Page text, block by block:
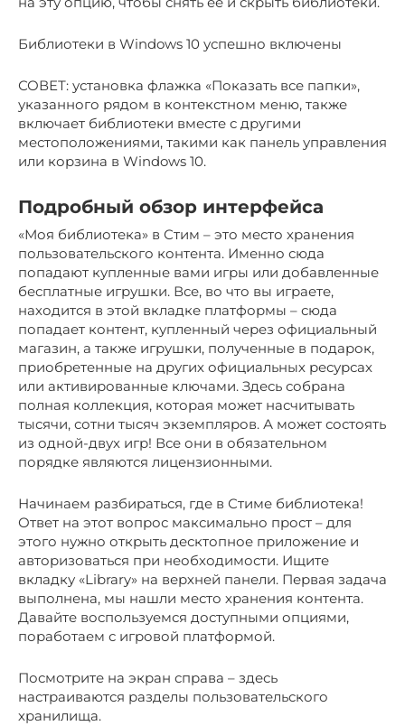
Библиотеки в Windows 10 успешно включены
СОВЕТ: установка флажка «Показать все папки»,
указанного рядом в контекстном меню, также
включает библиотеки вместе с другими
местоположениями, такими как панель управления
или корзина в Windows 10.
Подробный обзор интерфейса
«Моя библиотека» в Стим – это место хранения
пользовательского контента. Именно сюда
попадают купленные вами игры или добавленные
бесплатные игрушки. Все, во что вы играете,
находится в этой вкладке платформы – сюда
попадает контент, купленный через официальный
магазин, а также игрушки, полученные в подарок,
приобретенные на других официальных ресурсах
или активированные ключами. Здесь собрана
полная коллекция, которая может насчитывать
тысячи, сотни тысяч экземпляров. А может состоять
из одной-двух игр! Все они в обязательном
порядке являются лицензионными.
Начинаем разбираться, где в Стиме библиотека!
Ответ на этот вопрос максимально прост – для
этого нужно открыть десктопное приложение и
авторизоваться при необходимости. Ищите
вкладку «Library» на верхней панели. Первая задача
выполнена, мы нашли место хранения контента.
Давайте воспользуемся доступными опциями,
поработаем с игровой платформой.
Посмотрите на экран справа – здесь
настраиваются разделы пользовательского
хранилища.